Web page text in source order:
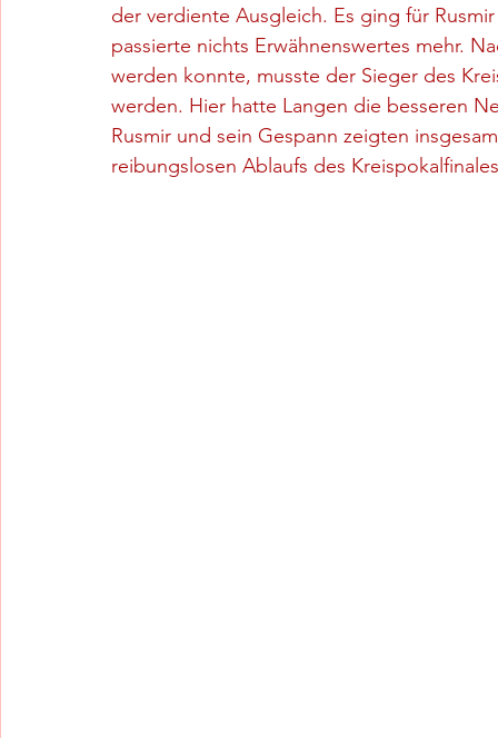
der verdiente Ausgleich. Es ging für
passierte nichts Erwähnenswertes mehr.
werden konnte, musste der Sieger des
werden. Hier hatte Langen die besseren
Rusmir und sein Gespann zeigten
reibungslosen Ablaufs des